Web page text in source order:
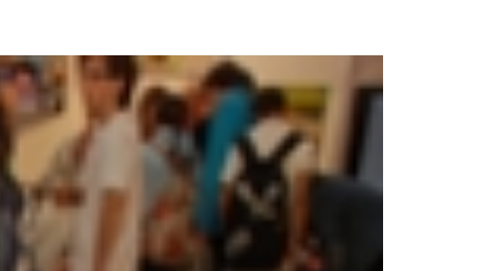
ASEF
Aula de Deportes
acción